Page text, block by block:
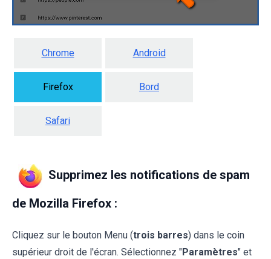
Chrome Android
Firefox Bord
Safari
Supprimez les notifications de spam
de Mozilla Firefox :
Cliquez sur le bouton Menu (trois barres) dans le coin
supérieur droit de l'écran. Sélectionnez "Paramètres" et